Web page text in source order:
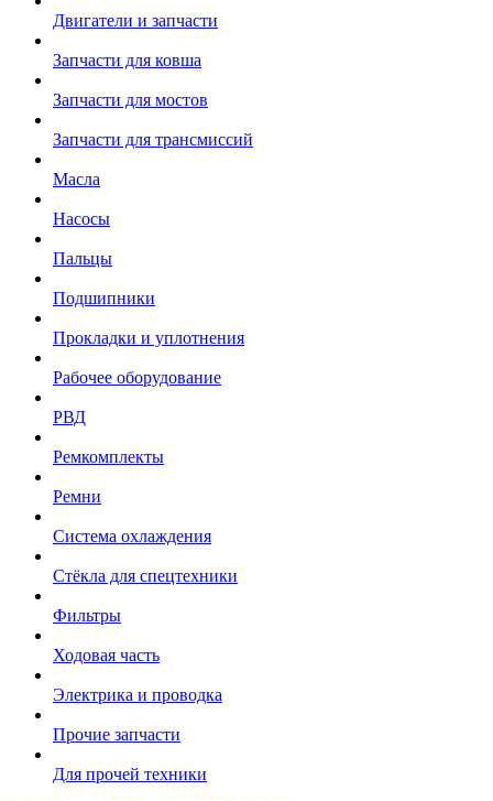
Двигатели и запчасти
Запчасти для ковша
Запчасти для мостов
Запчасти для трансмиссий
Масла
Насосы
Пальцы
Подшипники
Прокладки и уплотнения
Рабочее оборудование
РВД
Ремкомплекты
Ремни
Система охлаждения
Стёкла для спецтехники
Фильтры
Ходовая часть
Электрика и проводка
Прочие запчасти
Для прочей техники